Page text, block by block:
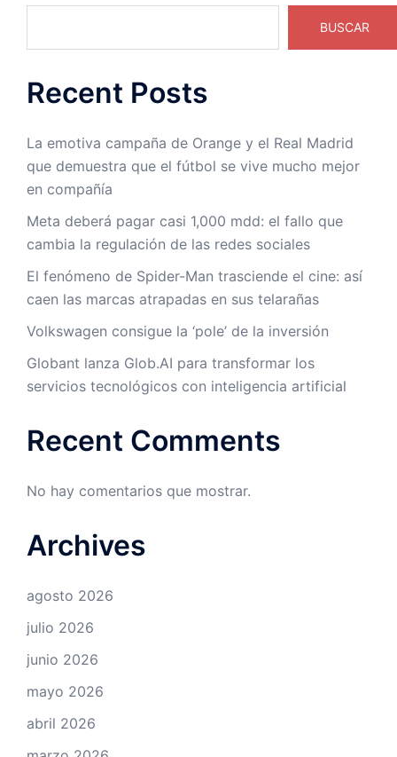
BUSCAR
Recent Posts
La emotiva campaña de Orange y el Real Madrid
que demuestra que el fútbol se vive mucho mejor
en compañía
Meta deberá pagar casi 1,000 mdd: el fallo que
cambia la regulación de las redes sociales
El fenómeno de Spider-Man trasciende el cine: así
caen las marcas atrapadas en sus telarañas
Volkswagen consigue la ‘pole’ de la inversión
Globant lanza Glob.AI para transformar los
servicios tecnológicos con inteligencia artificial
Recent Comments
No hay comentarios que mostrar.
Archives
agosto 2026
julio 2026
junio 2026
mayo 2026
abril 2026